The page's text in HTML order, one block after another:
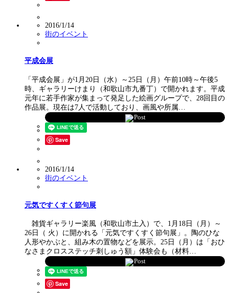
2016/1/14
街のイベント
平成会展
「平成会展」が1月20日（水）～25日（月）午前10時～午後5
時、ギャラリーけまり（和歌山市九番丁）で開かれます。平成
元年に若手作家が集まって発足した絵画グループで、28回目の
作品展。現在は7人で活動しており、画風や所属…
Post
Save
2016/1/14
街のイベント
元気ですくすく節句展
雑貨ギャラリー楽風（和歌山市土入）で、1月18日（月）～
26日（ 火）に開かれる「元気ですくすく節句展」。陶のひな
人形やかぶと、組み木の置物などを展示。25日（月）は「おひ
なさまクロスステッチ刺しゅう額」体験会も（材料…
Post
Save